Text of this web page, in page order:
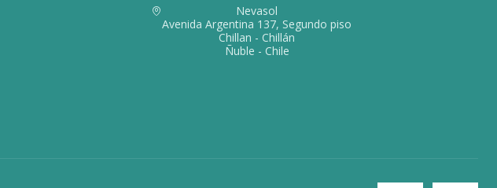
Nevasol
Avenida Argentina 137, Segundo piso
Chillan - Chillán
Ñuble - Chile